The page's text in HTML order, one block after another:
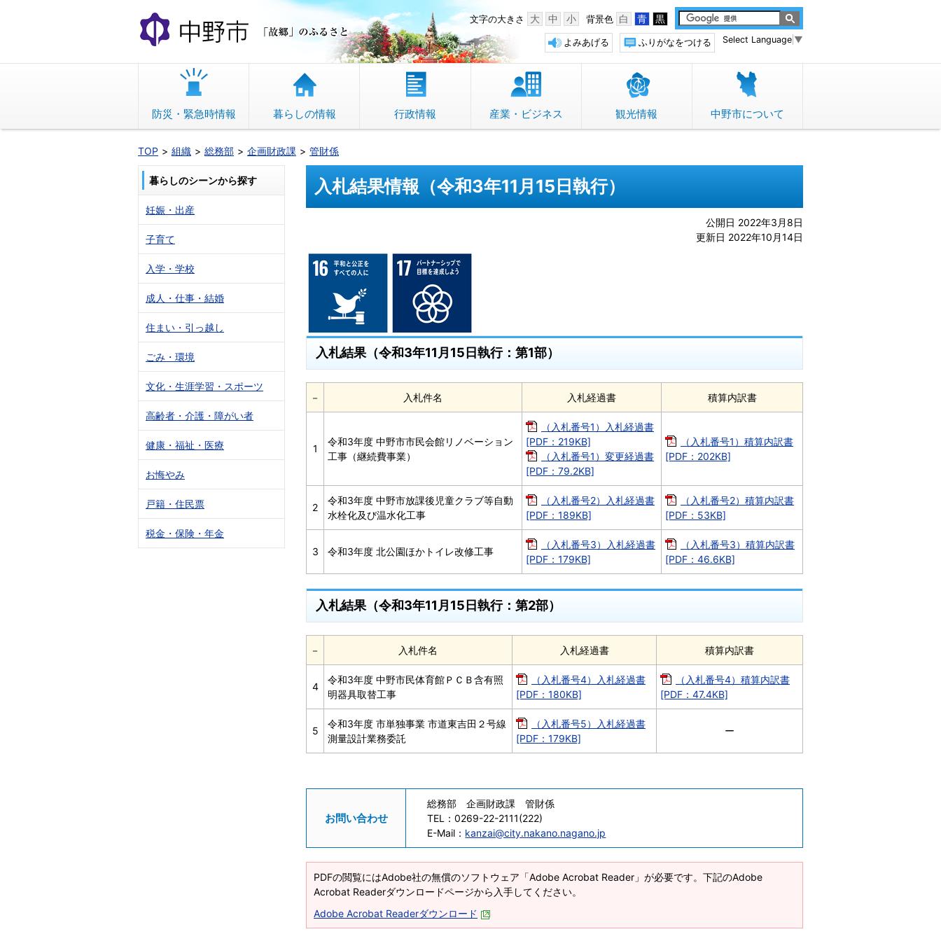
文
へ
動
中野市 「故郷」のふるさと 背景色 白 青 黒
文字の大きさ 大 中 小
Select Language ▼
ふりがなをつける
よみあげる
防災・緊急時情報 暮らしの情報 行政情報 産業・ビジネス 観光情報 中野市について
TOP 組織 総務部 企画財政課 管財係
入札結果情報（令和3年11月15日執行）
公開日 2022年3月8日
更新日 2022年10月14日
－ 入札件名 入札経過書 積算内訳書
入札結果（令和3年11月15日執行：第1部）
1
令和3年度 中野市市民会館リノベーション
工事（継続費事業）
（入札番号1）入札経過書
[PDF：219KB]
（入札番号1）変更経過書
[PDF：79.2KB]
（入札番号1）積算内訳書
[PDF：202KB]
2
令和3年度 中野市放課後児童クラブ等自動
水栓化及び温水化工事
（入札番号2）入札経過書
[PDF：189KB]
（入札番号2）積算内訳書
[PDF：53KB]
3 令和3年度 北公園ほかトイレ改修工事
（入札番号3）入札経過書
[PDF：179KB]
（入札番号3）積算内訳書
[PDF：46.6KB]
－ 入札件名 入札経過書 積算内訳書
入札結果（令和3年11月15日執行：第2部）
4
令和3年度 中野市民体育館ＰＣＢ含有照
明器具取替工事
（入札番号4）入札経過書
[PDF：180KB]
（入札番号4）積算内訳書
[PDF：47.4KB]
5
令和3年度 市単独事業 市道東吉田２号線
測量設計業務委託
（入札番号5）入札経過書
[PDF：179KB]
ー
お問い合わせ
総務部 企画財政課 管財係
TEL：0269-22-2111(222)
E-Mail： kanzai@city.nakano.nagano.jp
PDFの閲覧にはAdobe社の無償のソフトウェア「Adobe Acrobat Reader」が必要です。下記のAdobe
Acrobat Readerダウンロードページから入手してください。
Adobe Acrobat Readerダウンロード
暮らしのシーンから探す
妊娠・出産
子育て
入学・学校
成人・仕事・結婚
住まい・引っ越し
ごみ・環境
文化・生涯学習・スポーツ
高齢者・介護・障がい者
健康・福祉・医療
お悔やみ
戸籍・住民票
税金・保険・年金